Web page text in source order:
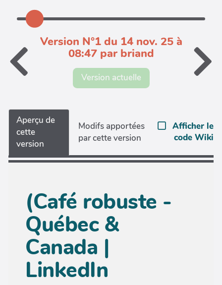
Version N°1 du 14 nov. 25 à
08:47 par briand
Version actuelle
Aperçu de
cette
version
Modifs apportées
par cette version
Afficher le
code Wiki
(Café robuste -
Québec &
Canada |
LinkedIn